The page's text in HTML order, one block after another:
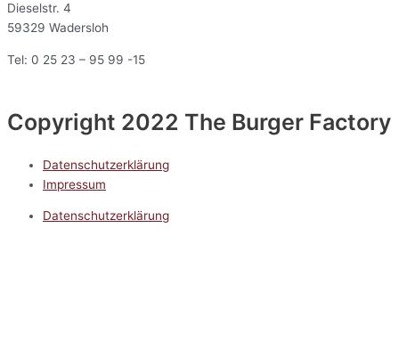
Dieselstr. 4
59329 Wadersloh
Tel: 0 25 23 – 95 99 -15
Copyright 2022 The Burger Factory
Datenschutzerklärung
Impressum
Datenschutzerklärung